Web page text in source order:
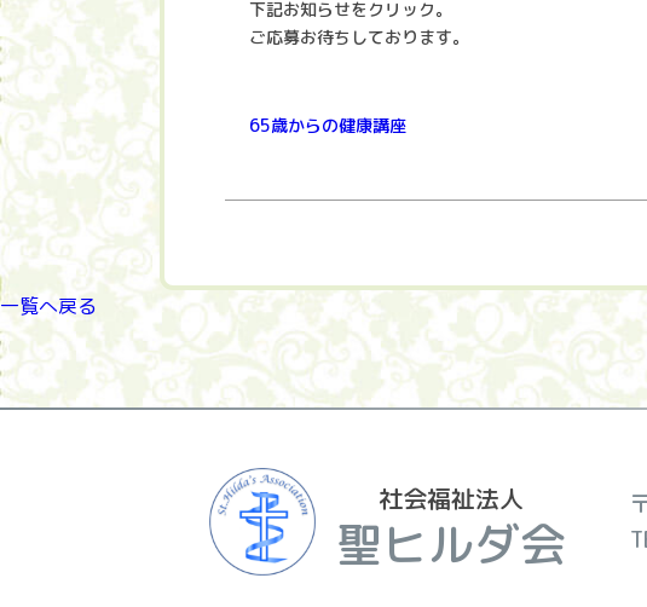
下記お知らせをクリック。
ご応募お待ちしております。
65歳からの健康講座
一覧へ戻る
社会福祉法人
聖ヒルダ会